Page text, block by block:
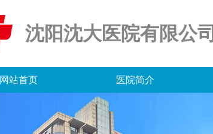
沈阳沈大医院有限公司
网站首页 医院简介